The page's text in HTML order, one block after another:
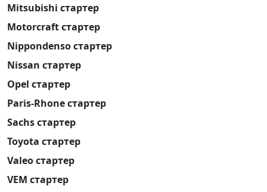
Mitsubishi стартер
Motorcraft стартер
Nippondenso стартер
Nissan стартер
Opel стартер
Paris-Rhone стартер
Sachs стартер
Toyota стартер
Valeo стартер
VEM стартер